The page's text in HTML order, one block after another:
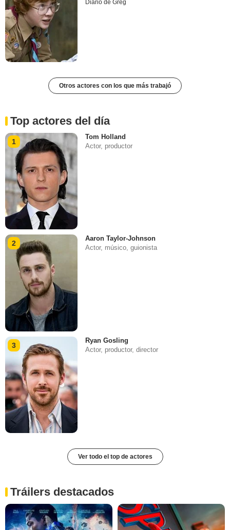
Diario de Greg
Otros actores con los que más trabajó
Top actores del día
1
Tom Holland
Actor, productor
2
Aaron Taylor-Johnson
Actor, músico, guionista
3
Ryan Gosling
Actor, productor, director
Ver todo el top de actores
Tráilers destacados